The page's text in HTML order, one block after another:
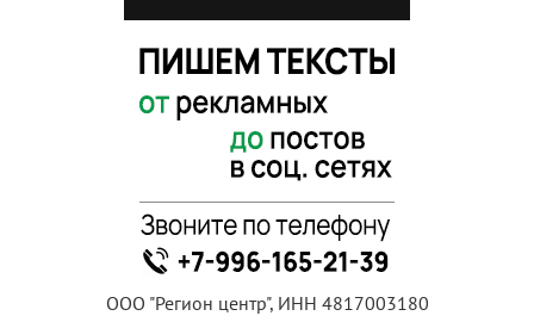
ООО "Регион центр", ИНН 4817003180